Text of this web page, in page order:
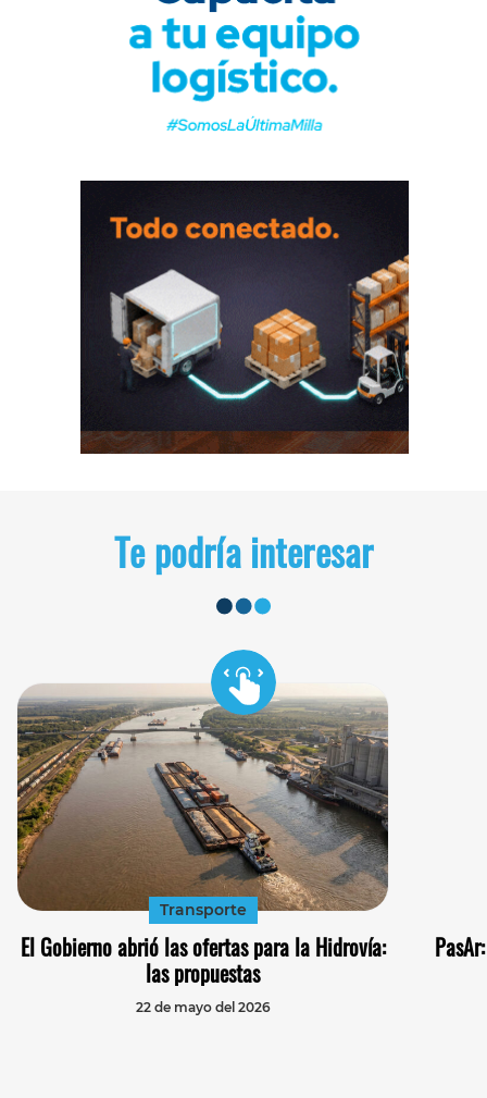
Te podría interesar
Transporte
El Gobierno abrió las ofertas para la Hidrovía:
las propuestas
22 de mayo del 2026